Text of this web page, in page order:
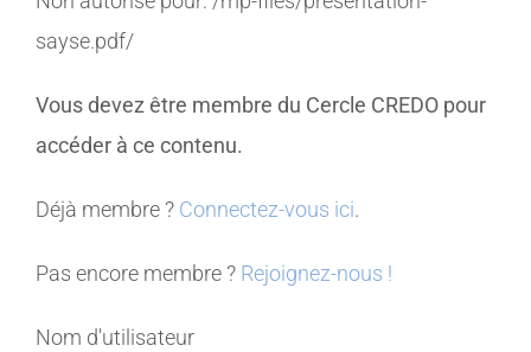
MEMBRES
CONTACT
sayse.pdf/
Vous devez être membre du Cercle CREDO pour
accéder à ce contenu.
Déjà membre ? Connectez-vous ici.
Pas encore membre ? Rejoignez-nous !
Nom d'utilisateur